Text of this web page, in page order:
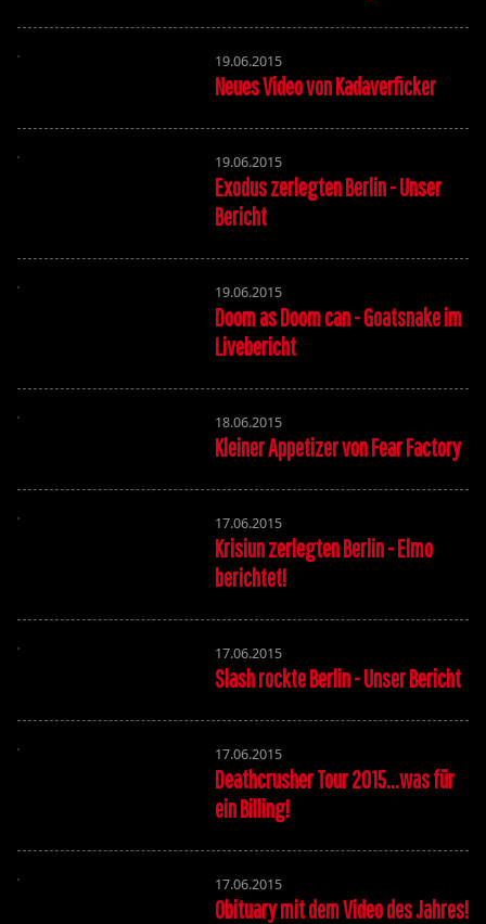
19.06.2015
Neues Video von Kadaverficker
19.06.2015
Exodus zerlegten Berlin - Unser
Bericht
19.06.2015
Doom as Doom can - Goatsnake im
Livebericht
18.06.2015
Kleiner Appetizer von Fear Factory
17.06.2015
Krisiun zerlegten Berlin - Elmo
berichtet!
17.06.2015
Slash rockte Berlin - Unser Bericht
17.06.2015
Deathcrusher Tour 2015...was für
ein Billing!
17.06.2015
Obituary mit dem Video des Jahres!